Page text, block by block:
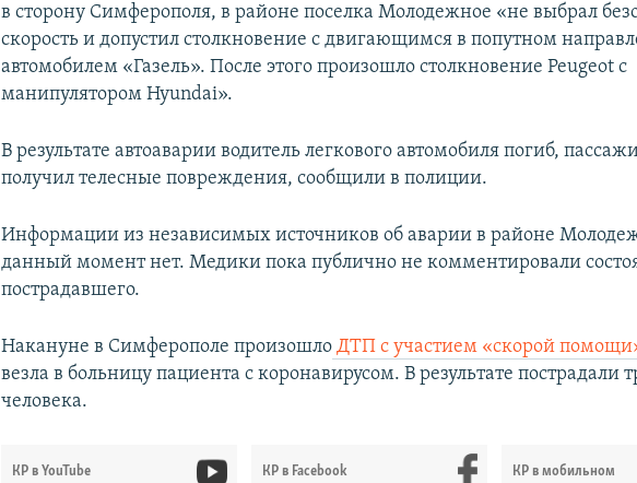
в сторону Симферополя, в районе поселка Молодежное «не выбрал
скорость и допустил столкновение с двигающимся в попутном
автомобилем «Газель». После этого произошло столкновение Peugeot с
манипулятором Hyundai».
В результате автоаварии водитель легкового автомобиля погиб,
получил телесные повреждения, сообщили в полиции.
Информации из независимых источников об аварии в районе
данный момент нет. Медики пока публично не комментировали
пострадавшего.
Накануне в Симферополе произошло ДТП с участием «скорой
везла в больницу пациента с коронавирусом. В результате пострадали
человека.
КР в YouTube КР в Facebook КР в мобильном